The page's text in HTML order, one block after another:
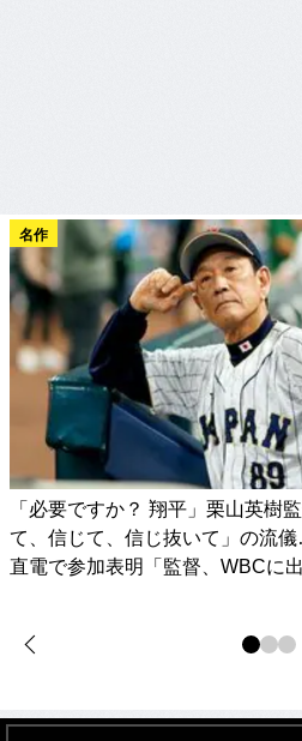
名作
「必要ですか？ 翔平」栗山英樹
て、信じて、信じ抜いて」の流
直電で参加表明「監督、WBCに出